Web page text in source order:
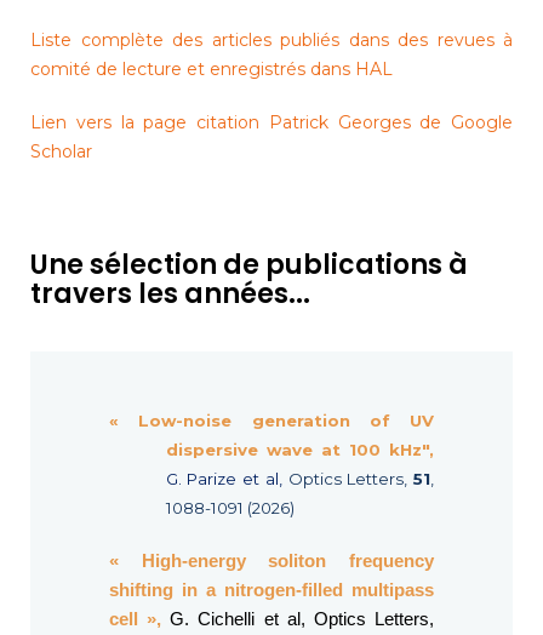
Liste complète des articles publiés dans des revues à
comité de lecture et enregistrés dans HAL
Lien vers la page citation Patrick Georges de Google
Scholar
Une sélection de publications à
travers les années...
« Low-noise generation of UV
dispersive wave at 100 kHz",
G. Parize et al, Optics Letters,51
1088-1091 (2026)
« High-energy soliton frequency
shifting in a nitrogen-filled multipass
cell »,G. Cichelli et al, Optics Letters,